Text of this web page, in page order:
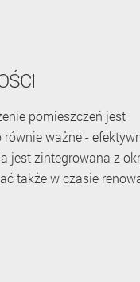
pomieszczeń jest
ważne -
jest zintegrowana z
także w czasie